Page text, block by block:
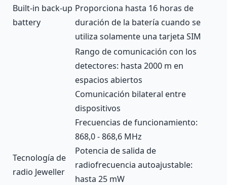
Built-in back-up
battery
Proporciona hasta 16 horas de
duración de la batería cuando se
utiliza solamente una tarjeta SIM
Tecnología de
radio Jeweller
Rango de comunicación con los
detectores: hasta 2000 m en
espacios abiertos
Comunicación bilateral entre
dispositivos
Frecuencias de funcionamiento:
868,0 - 868,6 MHz
Potencia de salida de
radiofrecuencia autoajustable:
hasta 25 mW